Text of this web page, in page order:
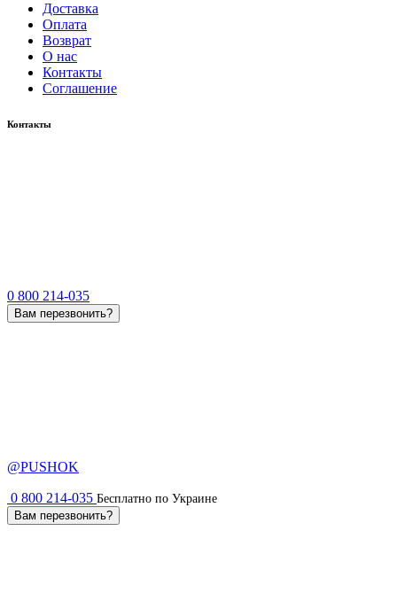
Доставка
Оплата
Возврат
О нас
Контакты
Соглашение
Контакты
0 800 214-035
Вам перезвонить?
@PUSHOK
0 800 214-035 Бесплатно по Украине
Вам перезвонить?